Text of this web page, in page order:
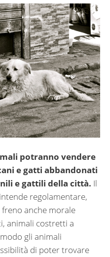
potranno vendere
e gatti abbandonati
e gattili della città. Il
regolamentare,
anche morale
animali costretti a
gli animali
di poter trovare